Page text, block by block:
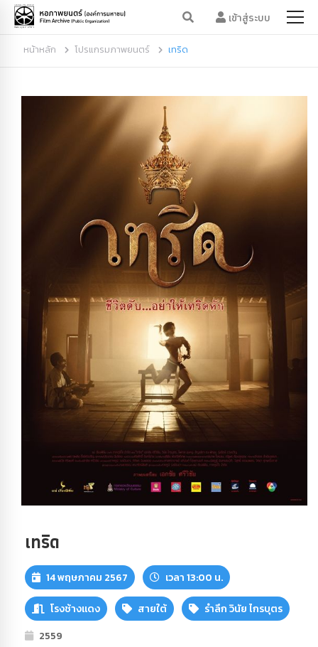
เข้าสู่ระบบ
หน้าหลัก โปรแกรมภาพยนตร์ เทริด
เทริด
14 พฤษภาคม 2567 เวลา 13:00 น.
โรงช้างแดง สายใต้
รำลึก วินัย ไกรบุตร
2559